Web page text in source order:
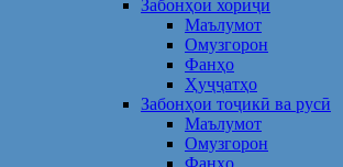
Забонҳои хориҷӣ
Маълумот
Омузгорон
Фанҳо
Ҳуҷҷатҳо
Забонҳои тоҷикӣ ва русӣ
Маълумот
Омузгорон
Фанҳо